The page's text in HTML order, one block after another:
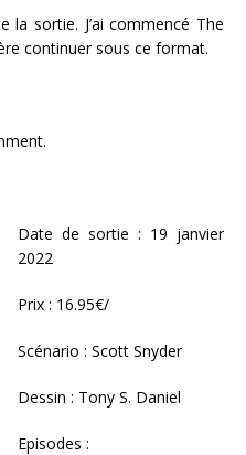
la sortie. J’ai commencé The
continuer sous ce format.
Date de sortie : 19 janvier
2022
Prix : 16.95€/
Scénario : Scott Snyder
Dessin : Tony S. Daniel
Episodes :